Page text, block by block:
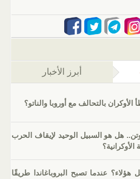
(علامة التبويب النشطة)
أبرز الأخبار
الأوكران بالتحالف مع أوروبا والناتو؟
هل هو السبيل الوحيد لإيقاف الحرب
الأوكرانية؟
هؤلاء؟ عندما تصبح البروباغاندا طريقًا